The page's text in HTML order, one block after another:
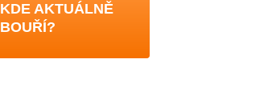
KDE AKTUÁLNĚ
BOUŘÍ?